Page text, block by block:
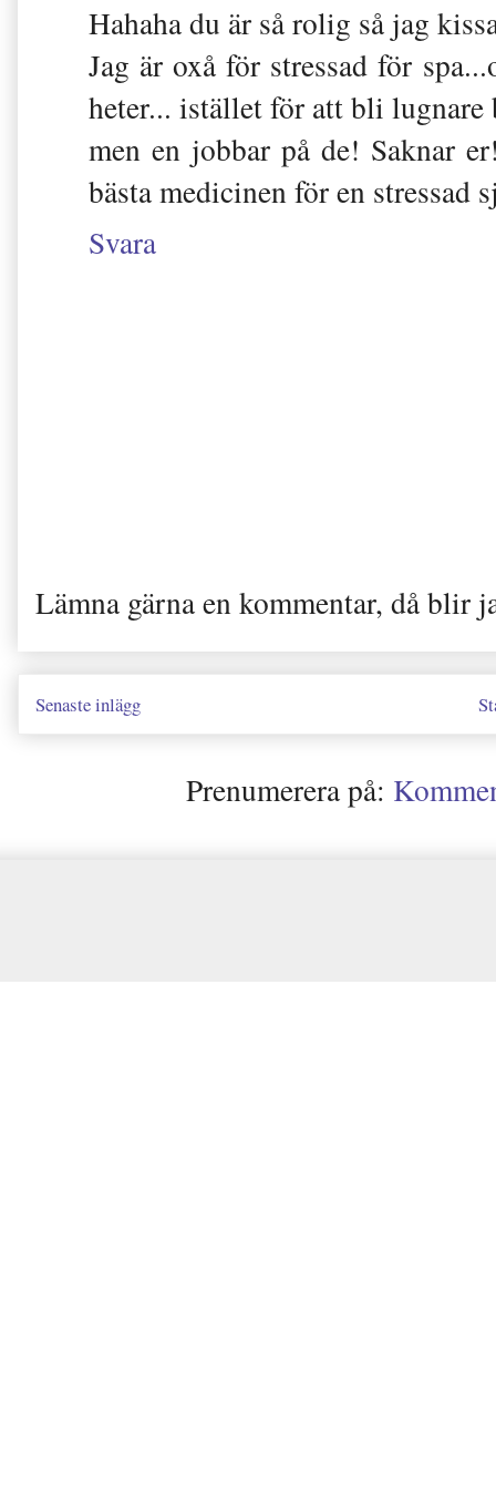
Hahaha du är så rolig så jag
Jag är oxå för stressad för
heter... istället för att bli lugnare
men en jobbar på de! Saknar
bästa medicinen för en stressad
Svara
Lämna gärna en kommentar, då blir
Senaste inlägg
Prenumerera på: